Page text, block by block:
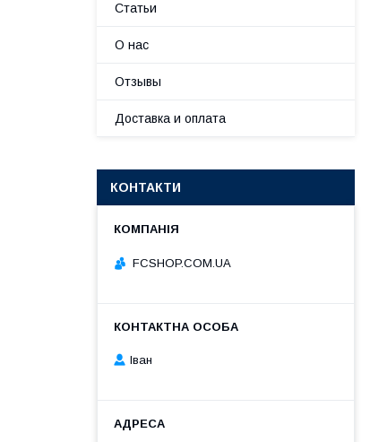
Статьи
О нас
Отзывы
Доставка и оплата
КОНТАКТИ
FCSHOP.COM.UA
Іван